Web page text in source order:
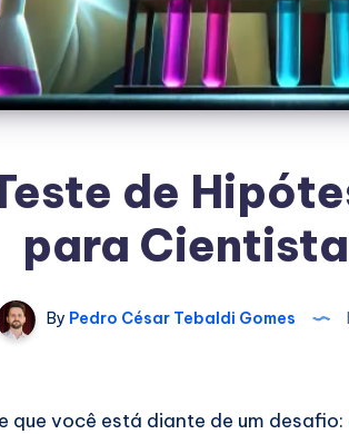
de
para
By Pedro César Tebaldi Gomes
que você está diante de um